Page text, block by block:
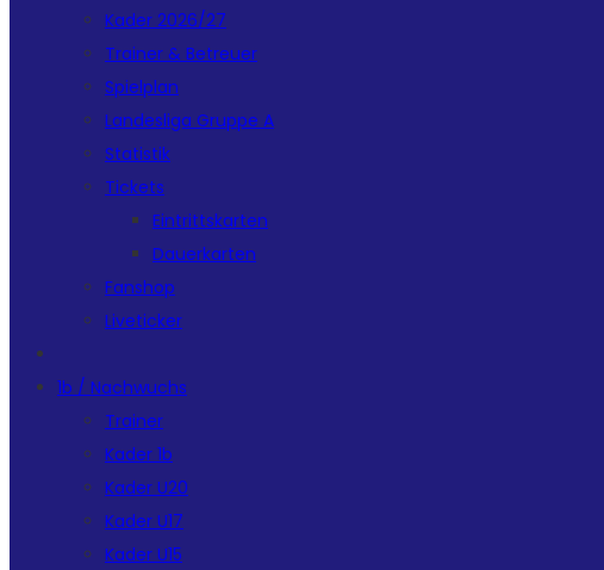
Kader 2026/27
Trainer & Betreuer
Spielplan
Landesliga Gruppe A
Statistik
Tickets
Eintrittskarten
Dauerkarten
Fanshop
Liveticker
1b / Nachwuchs
Trainer
Kader 1b
Kader U20
Kader U17
Kader U15